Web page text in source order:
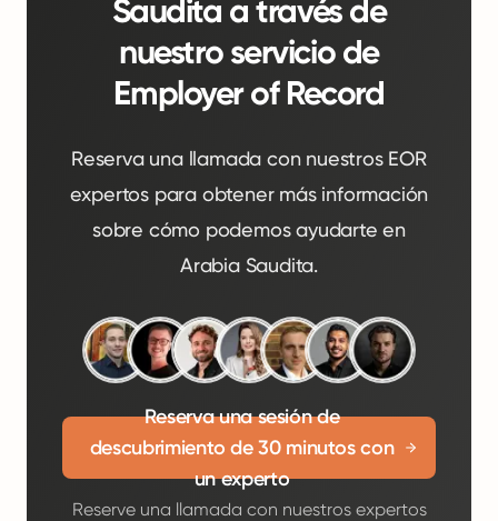
Saudita a través de
nuestro servicio de
Employer of Record
Reserva una llamada con nuestros EOR
expertos para obtener más información
sobre cómo podemos ayudarte en
Arabia Saudita.
Reserva una sesión de
descubrimiento de 30 minutos con
un experto
Reserve una llamada con nuestros expertos